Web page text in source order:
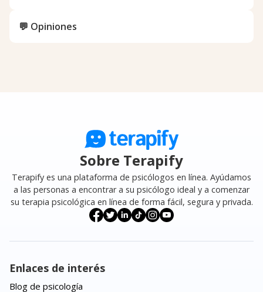
💬 Opiniones
Sobre Terapify
Terapify es una plataforma de psicólogos en línea. Ayúdamos
a las personas a encontrar a su psicólogo ideal y a comenzar
su terapia psicológica en línea de forma fácil, segura y privada.
Enlaces de interés
Blog de psicología